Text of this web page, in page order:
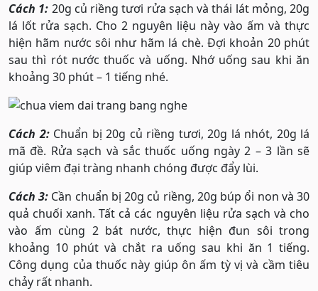
Cách 1: 20g củ riềng tươi rửa sạch và thái lát mỏng, 20g
lá lốt rửa sạch. Cho 2 nguyên liệu này vào ấm và thực
hiện hãm nước sôi như hãm lá chè. Đợi khoản 20 phút
sau thì rót nước thuốc và uống. Nhớ uống sau khi ăn
khoảng 30 phút – 1 tiếng nhé.
Cách 2:Chuẩn bị 20g củ riềng tươi, 20g lá nhót, 20g lá
mã đề. Rửa sạch và sắc thuốc uống ngày 2 – 3 lần sẽ
giúp viêm đại tràng nhanh chóng được đẩy lùi.
Cách 3: Cần chuẩn bị 20g củ riềng, 20g búp ổi non và 30
quả chuối xanh. Tất cả các nguyên liệu rửa sạch và cho
vào ấm cùng 2 bát nước, thực hiện đun sôi trong
khoảng 10 phút và chắt ra uống sau khi ăn 1 tiếng.
Công dụng của thuốc này giúp ôn ấm tỳ vị và cầm tiêu
chảy rất nhanh.